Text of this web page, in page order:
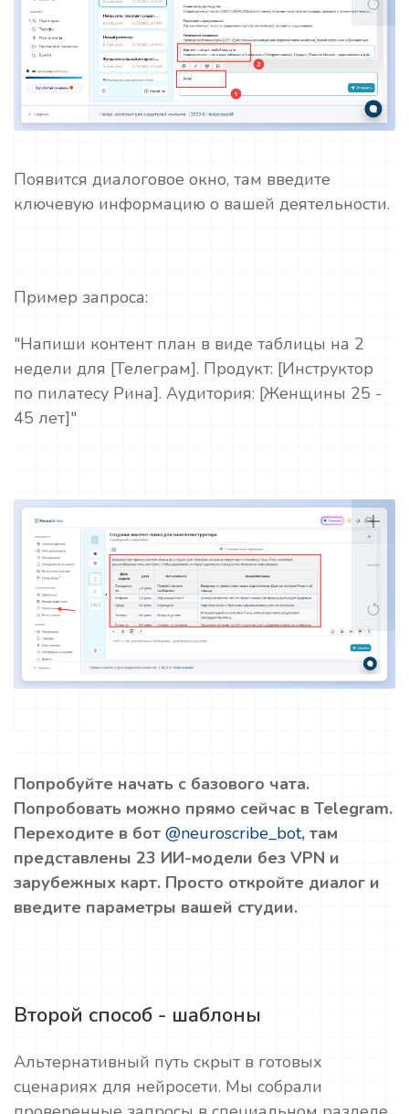
Появится диалоговое окно, там введите
ключевую информацию о вашей деятельности.
Пример запроса:
"Напиши контент план в виде таблицы на 2
недели для [Телеграм]. Продукт: [Инструктор
по пилатесу Рина]. Аудитория: [Женщины 25 -
45 лет]"
Попробуйте начать с базового чата.
Попробовать можно прямо сейчас в Telegram.
Переходите в бот @neuroscribe_bot, там
представлены 23 ИИ-модели без VPN и
зарубежных карт. Просто откройте диалог и
введите параметры вашей студии.
Второй способ - шаблоны
Альтернативный путь скрыт в готовых
сценариях для нейросети. Мы собрали